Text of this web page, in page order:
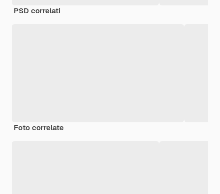
PSD correlati
Foto correlate